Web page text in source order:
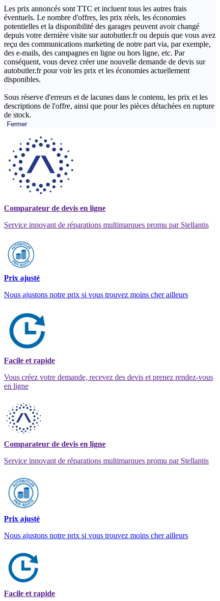
Les prix annoncés sont TTC et incluent tous les autres frais
éventuels. Le nombre d'offres, les prix réels, les économies
potentielles et la disponibilité des garages peuvent avoir changé
depuis votre dernière visite sur autobutler.fr ou depuis que vous avez
reçu des communications marketing de notre part via, par exemple,
des e-mails, des campagnes en ligne ou hors ligne, etc. Par
conséquent, vous devez créer une nouvelle demande de devis sur
autobutler.fr pour voir les prix et les économies actuellement
disponibles.
Sous réserve d'erreurs et de lacunes dans le contenu, les prix et les
descriptions de l'offre, ainsi que pour les pièces détachées en rupture
de stock.
Fermer
Comparateur de devis en ligne
Service innovant de réparations multimarques promu par Stellantis
Prix ajusté
Nous ajustons notre prix si vous trouvez moins cher ailleurs
Facile et rapide
Vous créez votre demande, recevez des devis et prenez rendez-vous
en ligne
Comparateur de devis en ligne
Service innovant de réparations multimarques promu par Stellantis
Prix ajusté
Nous ajustons notre prix si vous trouvez moins cher ailleurs
Facile et rapide